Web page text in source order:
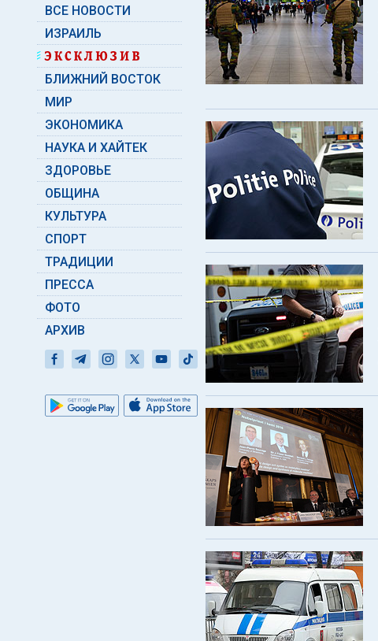
ВСЕ НОВОСТИ
ИЗРАИЛЬ
БЛИЖНИЙ ВОСТОК
МИР
ЭКОНОМИКА
НАУКА И ХАЙТЕК
ЗДОРОВЬЕ
ОБЩИНА
КУЛЬТУРА
СПОРТ
ТРАДИЦИИ
ПРЕССА
ФОТО
АРХИВ